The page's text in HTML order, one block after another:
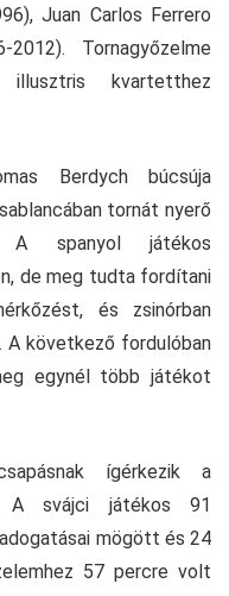
Juan Carlos Ferrero
Tornagyőzelme
kvartetthez
Berdych búcsúja
tornát nyerő
A spanyol játékos
de meg tudta fordítani
és zsinórban
A következő fordulóban
egynél több játékot
ígérkezik a
A svájci játékos 91
mögött és 24
57 percre volt